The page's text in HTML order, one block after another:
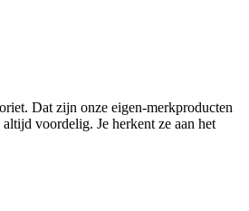
Dat zijn onze eigen-merkproducten
voordelig. Je herkent ze aan het